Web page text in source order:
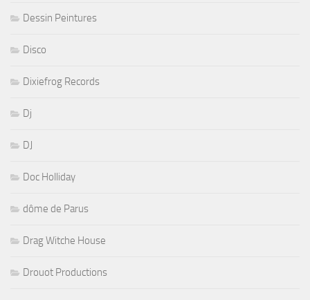
Dessin Peintures
Disco
Dixiefrog Records
Dj
DJ
Doc Holliday
dôme de Parus
Drag Witche House
Drouot Productions